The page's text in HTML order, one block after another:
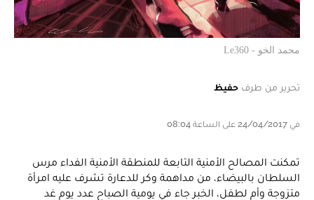
محمد الخو - Le360
تحرير من طرف حفيظ
في 24/04/2017 على الساعة 08:04
تمكنت المصالح الأمنية التابعة للمنطقة الأمنية الفداء مرس
السلطان بالبيضاء، من مداهمة وكر للدعارة تشرف عليه امرأة
متزوجة وأم لطفل، الخبر جاء في يومية الصباح عدد يوم غد